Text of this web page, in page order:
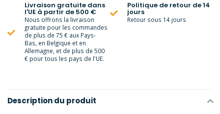
Livraison gratuite dans
l'UE à partir de 500 €
Nous offrons la livraison
gratuite pour les commandes
de plus de 75 € aux Pays-
Bas, en Belgique et en
Allemagne, et de plus de 500
€ pour tous les pays de l'UE.
Politique de retour de 14
jours
Retour sous 14 jours
Description du produit